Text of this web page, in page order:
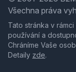
Všechna práva
Tato stránka v
používání a
Chráníme Vaše
Detaily zde.